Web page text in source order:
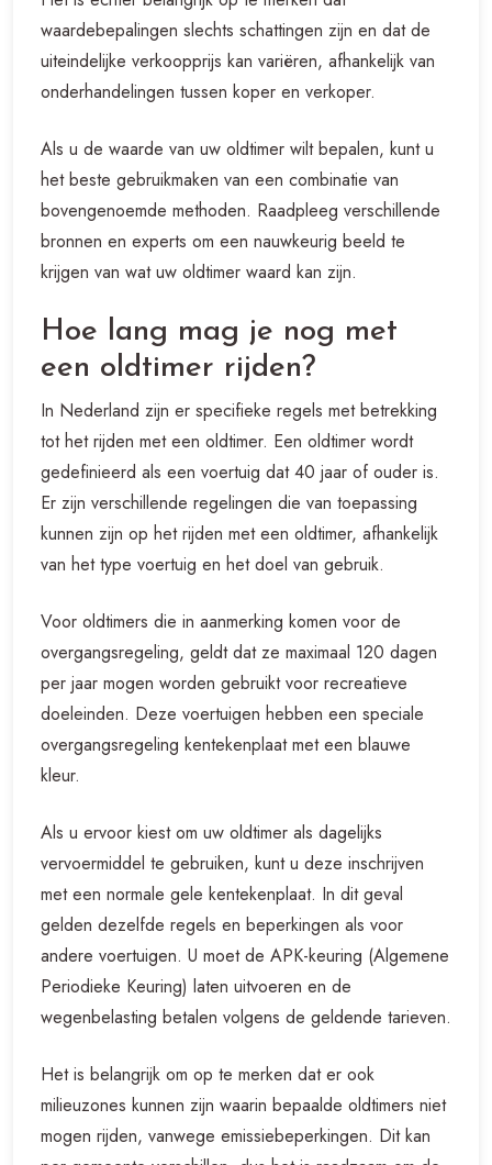
waardebepalingen slechts schattingen zijn en dat de
uiteindelijke verkoopprijs kan variëren, afhankelijk van
onderhandelingen tussen koper en verkoper.
Als u de waarde van uw oldtimer wilt bepalen, kunt u
het beste gebruikmaken van een combinatie van
bovengenoemde methoden. Raadpleeg verschillende
bronnen en experts om een nauwkeurig beeld te
krijgen van wat uw oldtimer waard kan zijn.
Hoe lang mag je nog met
een oldtimer rijden?
In Nederland zijn er specifieke regels met betrekking
tot het rijden met een oldtimer. Een oldtimer wordt
gedefinieerd als een voertuig dat 40 jaar of ouder is.
Er zijn verschillende regelingen die van toepassing
kunnen zijn op het rijden met een oldtimer, afhankelijk
van het type voertuig en het doel van gebruik.
Voor oldtimers die in aanmerking komen voor de
overgangsregeling, geldt dat ze maximaal 120 dagen
per jaar mogen worden gebruikt voor recreatieve
doeleinden. Deze voertuigen hebben een speciale
overgangsregeling kentekenplaat met een blauwe
kleur.
Als u ervoor kiest om uw oldtimer als dagelijks
vervoermiddel te gebruiken, kunt u deze inschrijven
met een normale gele kentekenplaat. In dit geval
gelden dezelfde regels en beperkingen als voor
andere voertuigen. U moet de APK-keuring (Algemene
Periodieke Keuring) laten uitvoeren en de
wegenbelasting betalen volgens de geldende tarieven.
Het is belangrijk om op te merken dat er ook
milieuzones kunnen zijn waarin bepaalde oldtimers niet
mogen rijden, vanwege emissiebeperkingen. Dit kan